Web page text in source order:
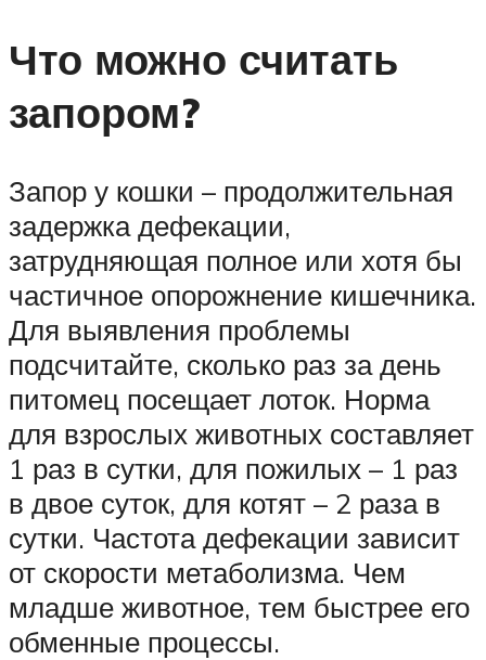
Что можно считать
запором?
Запор у кошки – продолжительная
задержка дефекации,
затрудняющая полное или хотя бы
частичное опорожнение кишечника.
Для выявления проблемы
подсчитайте, сколько раз за день
питомец посещает лоток. Норма
для взрослых животных составляет
1 раз в сутки, для пожилых – 1 раз
в двое суток, для котят – 2 раза в
сутки. Частота дефекации зависит
от скорости метаболизма. Чем
младше животное, тем быстрее его
обменные процессы.